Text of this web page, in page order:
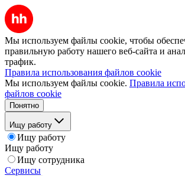
Мы используем файлы cookie, чтобы
правильную работу нашего веб-сайта и
трафик.
Правила использования файлов cookie
Мы используем файлы cookie. Правила
файлов cookie
Понятно
Ищу работу
Ищу работу
Ищу работу
Ищу сотрудника
Сервисы